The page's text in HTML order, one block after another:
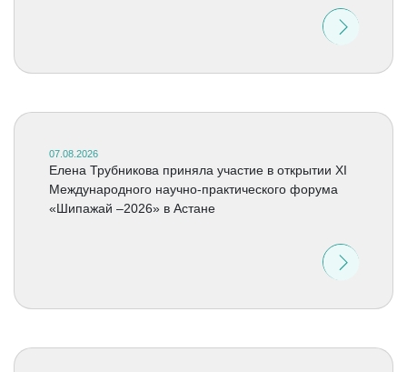
07.08.2026
Елена Трубникова приняла участие в открытии XI
Международного научно-практического форума
«Шипажай –2026» в Астане